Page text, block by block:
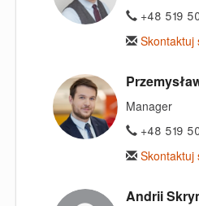
+48 519
Skontaktuj
Manager
+48 519
Skontaktuj
Andrii